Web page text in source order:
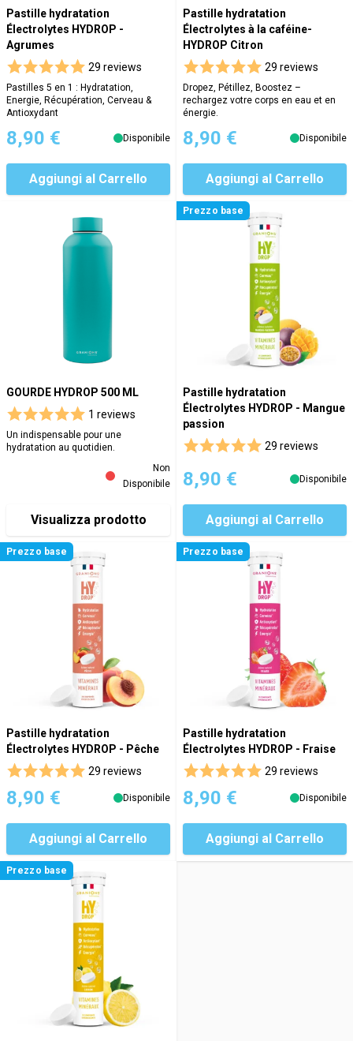
Pastille hydratation
Électrolytes HYDROP -
Agrumes
29 reviews
Pastilles 5 en 1 : Hydratation,
Energie, Récupération, Cerveau &
Antioxydant
8,90 € Disponibile
Aggiungi al Carrello
Pastille hydratation
Électrolytes à la caféine-
HYDROP Citron
29 reviews
Dropez, Pétillez, Boostez –
rechargez votre corps en eau et en
énergie.
8,90 € Disponibile
Aggiungi al Carrello
GOURDE HYDROP 500 ML
1 reviews
Un indispensable pour une
hydratation au quotidien.
Non
Disponibile
Visualizza prodotto
Prezzo base
Pastille hydratation
Électrolytes HYDROP - Mangue
passion
29 reviews
8,90 € Disponibile
Aggiungi al Carrello
Prezzo base
Pastille hydratation
Électrolytes HYDROP - Pêche
29 reviews
8,90 € Disponibile
Aggiungi al Carrello
Prezzo base
Pastille hydratation
Électrolytes HYDROP - Fraise
29 reviews
8,90 € Disponibile
Aggiungi al Carrello
Prezzo base